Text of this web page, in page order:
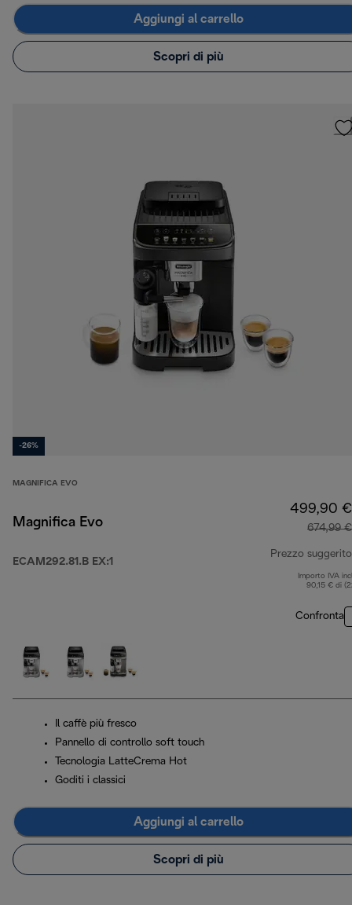
Aggiungi al carrello
Scopri di più
-26%
MAGNIFICA EVO
Magnifica Evo
ECAM292.81.B EX:1
499,90 €
674,99 €
Prezzo suggerito
Importo IVA
90,15 € di
Confronta
Il caffè più fresco
Pannello di controllo soft touch
Tecnologia LatteCrema Hot
Goditi i classici
Aggiungi al carrello
Scopri di più